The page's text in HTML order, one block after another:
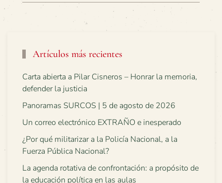
Artículos más recientes
Carta abierta a Pilar Cisneros – Honrar la memoria,
defender la justicia
Panoramas SURCOS | 5 de agosto de 2026
Un correo electrónico EXTRAÑO e inesperado
¿Por qué militarizar a la Policía Nacional, a la
Fuerza Pública Nacional?
La agenda rotativa de confrontación: a propósito de
la educación política en las aulas